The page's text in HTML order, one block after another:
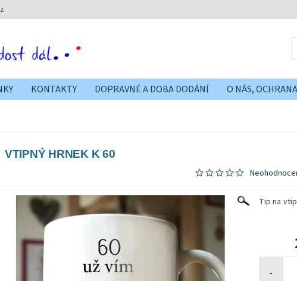
KONTAKTY DOPRAVNÉ A DOBA DODÁNÍ O NÁS,
VTIPNÝ HRNEK K 60
Tip na
-